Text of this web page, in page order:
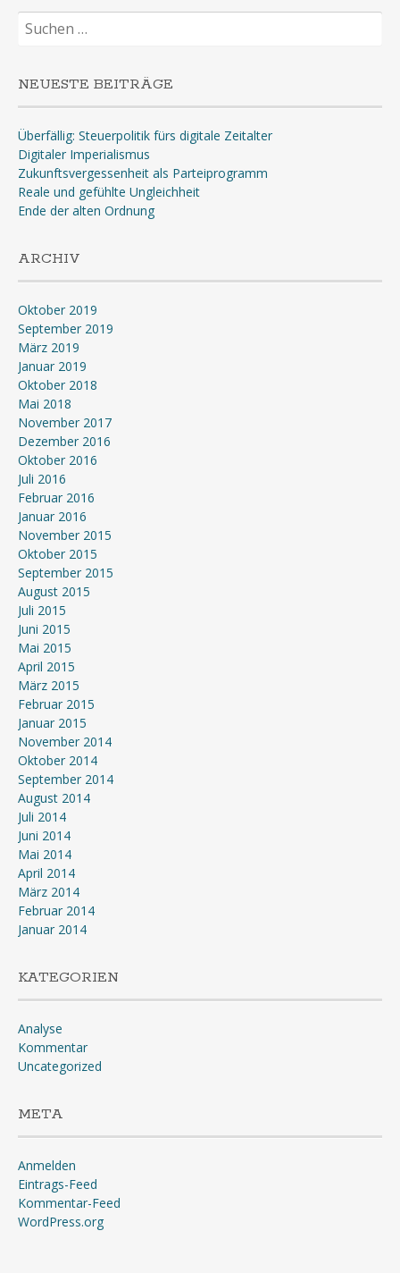
Suchen
nach:
NEUESTE BEITRÄGE
Überfällig: Steuerpolitik fürs digitale Zeitalter
Digitaler Imperialismus
Zukunftsvergessenheit als Parteiprogramm
Reale und gefühlte Ungleichheit
Ende der alten Ordnung
ARCHIV
Oktober 2019
September 2019
März 2019
Januar 2019
Oktober 2018
Mai 2018
November 2017
Dezember 2016
Oktober 2016
Juli 2016
Februar 2016
Januar 2016
November 2015
Oktober 2015
September 2015
August 2015
Juli 2015
Juni 2015
Mai 2015
April 2015
März 2015
Februar 2015
Januar 2015
November 2014
Oktober 2014
September 2014
August 2014
Juli 2014
Juni 2014
Mai 2014
April 2014
März 2014
Februar 2014
Januar 2014
KATEGORIEN
Analyse
Kommentar
Uncategorized
META
Anmelden
Eintrags-Feed
Kommentar-Feed
WordPress.org